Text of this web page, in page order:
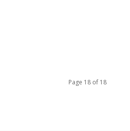
Page 18 of 18